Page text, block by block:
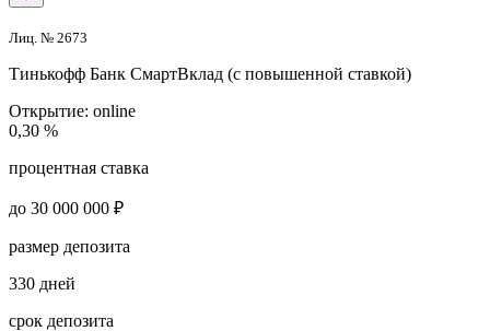
Лиц. № 2673
Тинькофф Банк СмартВклад (с повышенной ставкой)
Открытие: online
0,30 %
процентная ставка
до 30 000 000 ₽
размер депозита
330 дней
срок депозита